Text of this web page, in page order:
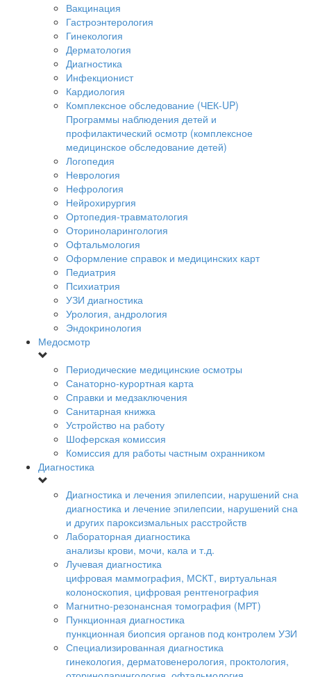
Вакцинация
Гастроэнтерология
Гинекология
Дерматология
Диагностика
Инфекционист
Кардиология
Комплексное обследование (ЧЕК-UP)
Программы наблюдения детей и
профилактический осмотр (комплексное
медицинское обследование детей)
Логопедия
Неврология
Нефрология
Нейрохирургия
Ортопедия-травматология
Оториноларингология
Офтальмология
Оформление справок и медицинских карт
Педиатрия
Психиатрия
УЗИ диагностика
Урология, андрология
Эндокринология
Медосмотр
Периодические медицинские осмотры
Санаторно-курортная карта
Справки и медзаключения
Санитарная книжка
Устройство на работу
Шоферская комиссия
Комиссия для работы частным охранником
Диагностика
Диагностика и лечения эпилепсии, нарушений сна
диагностика и лечение эпилепсии, нарушений сна
и других пароксизмальных расстройств
Лабораторная диагностика
анализы крови, мочи, кала и т.д.
Лучевая диагностика
цифровая маммография, МСКТ, виртуальная
колоноскопия, цифровая рентгенография
Магнитно-резонансная томография (МРТ)
Пункционная диагностика
пункционная биопсия органов под контролем УЗИ
Специализированная диагностика
гинекология, дерматовенерология, проктология,